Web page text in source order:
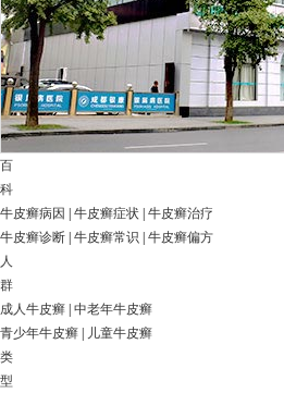
百
科
牛皮癣病因
牛皮癣症状 牛皮癣治疗
牛皮癣诊断 牛皮癣常识
牛皮癣偏方
人
群
成人牛皮癣 中老年牛皮癣
青少年牛皮癣
儿童牛皮癣
类
型